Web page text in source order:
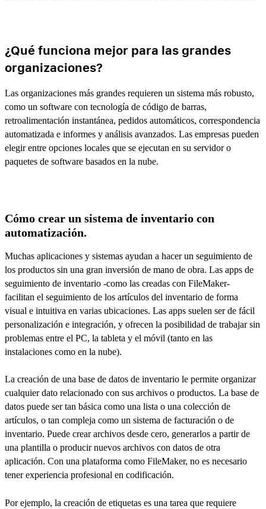
¿Qué funciona mejor para las grandes
organizaciones?
Las organizaciones más grandes requieren un sistema más robusto,
como un software con tecnología de código de barras,
retroalimentación instantánea, pedidos automáticos, correspondencia
automatizada e informes y análisis avanzados. Las empresas pueden
elegir entre opciones locales que se ejecutan en su servidor o
paquetes de software basados en la nube.
Cómo crear un sistema de inventario con
automatización.
Muchas aplicaciones y sistemas ayudan a hacer un seguimiento de
los productos sin una gran inversión de mano de obra. Las apps de
seguimiento de inventario -como las creadas con FileMaker-
facilitan el seguimiento de los artículos del inventario de forma
visual e intuitiva en varias ubicaciones. Las apps suelen ser de fácil
personalización e integración, y ofrecen la posibilidad de trabajar sin
problemas entre el PC, la tableta y el móvil (tanto en las
instalaciones como en la nube).
La creación de una base de datos de inventario le permite organizar
cualquier dato relacionado con sus archivos o productos. La base de
datos puede ser tan básica como una lista o una colección de
artículos, o tan compleja como un sistema de facturación o de
inventario. Puede crear archivos desde cero, generarlos a partir de
una plantilla o producir nuevos archivos con datos de otra
aplicación. Con una plataforma como FileMaker, no es necesario
tener experiencia profesional en codificación.
Por ejemplo, la creación de etiquetas es una tarea que requiere